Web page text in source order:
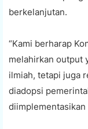
berkelanjutan.
“Kami berharap
melahirkan output
ilmiah, tetapi juga
diadopsi